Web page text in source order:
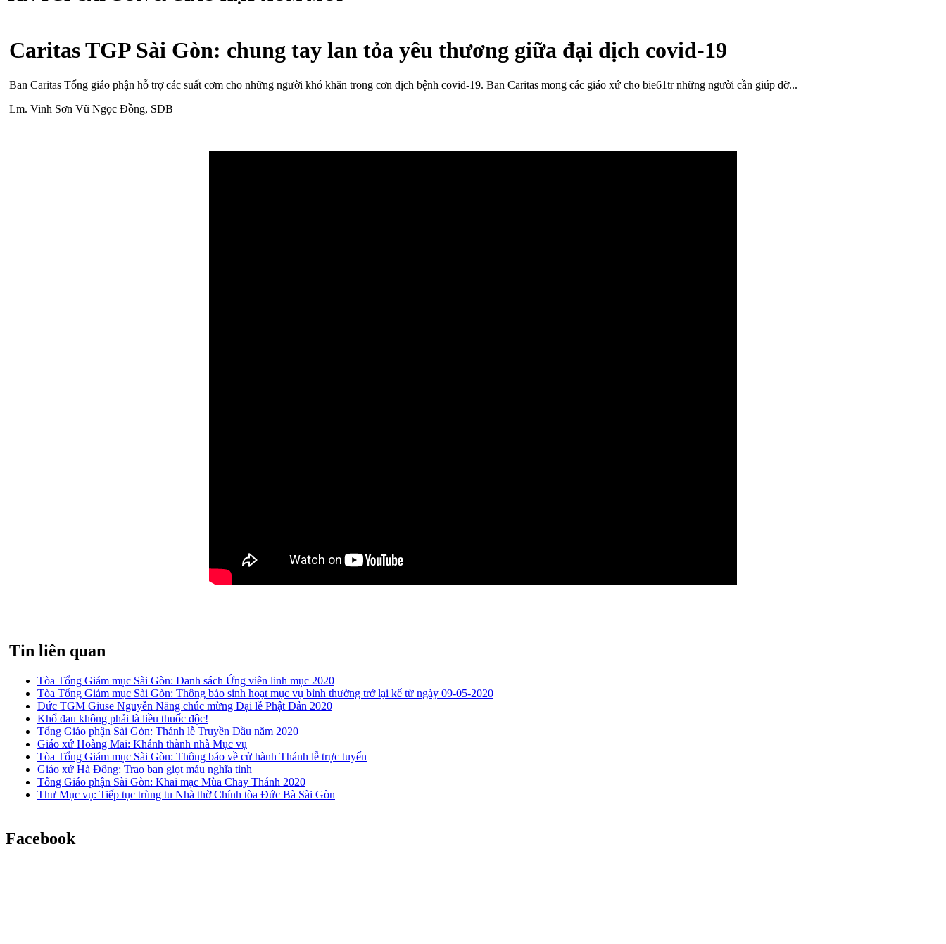
Caritas TGP Sài Gòn: chung tay lan tỏa yêu thương giữa đại dịch covid-19
Ban Caritas Tổng giáo phận hỗ trợ các suất cơm cho những người khó khăn trong cơn dịch bệnh covid-19. Ban Caritas mong các giáo xứ cho bie61tr những người cần giúp đỡ...
Lm. Vinh Sơn Vũ Ngọc Đồng, SDB
Tin liên quan
Tòa Tổng Giám mục Sài Gòn: Danh sách Ứng viên linh mục 2020
Tòa Tổng Giám mục Sài Gòn: Thông báo sinh hoạt mục vụ bình thường trở lại kể từ ngày 09-05-2020
Đức TGM Giuse Nguyễn Năng chúc mừng Đại lễ Phật Đản 2020
Khổ đau không phải là liều thuốc độc!
Tổng Giáo phận Sài Gòn: Thánh lễ Truyền Dầu năm 2020
Giáo xứ Hoàng Mai: Khánh thành nhà Mục vụ
Tòa Tổng Giám mục Sài Gòn: Thông báo về cử hành Thánh lễ trực tuyến
Giáo xứ Hà Đông: Trao ban giọt máu nghĩa tình
Tổng Giáo phận Sài Gòn: Khai mạc Mùa Chay Thánh 2020
Thư Mục vụ: Tiếp tục trùng tu Nhà thờ Chính tòa Đức Bà Sài Gòn
Facebook